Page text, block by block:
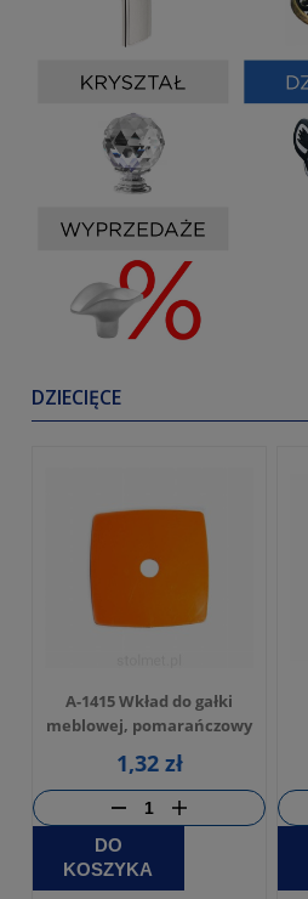
DZIECIĘCE
A-1415 Wkład do gałki
meblowej, pomarańczowy
1,32 zł
DO
KOSZYKA